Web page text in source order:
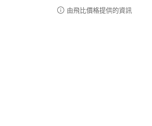
由飛比價格提供的資訊